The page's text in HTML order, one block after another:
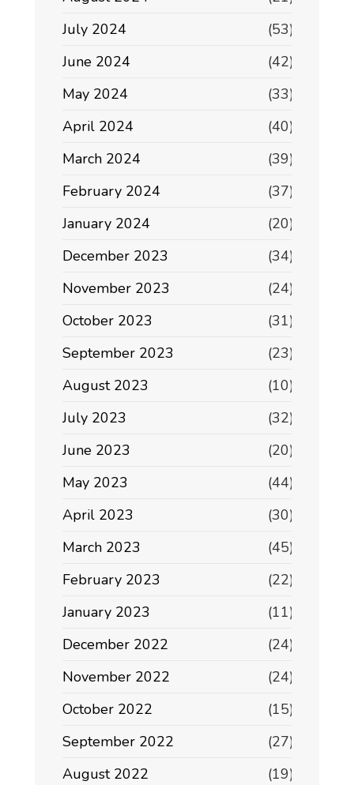
July 2024
(53)
June 2024
(42)
May 2024
(33)
April 2024
(40)
March 2024
(39)
February 2024
(37)
January 2024
(20)
December 2023
(34)
November 2023
(24)
October 2023
(31)
September 2023
(23)
August 2023
(10)
July 2023
(32)
June 2023
(20)
May 2023
(44)
April 2023
(30)
March 2023
(45)
February 2023
(22)
January 2023
(11)
December 2022
(24)
November 2022
(24)
October 2022
(15)
September 2022
(27)
August 2022
(19)